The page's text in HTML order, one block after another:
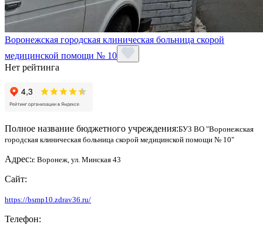
Воронежская городская клиническая больница скорой
медицинской помощи № 10
Нет рейтинга
Полное название бюджетного учреждения:БУЗ ВО "Воронежская
городская клиническая больница скорой медицинской помощи № 10"
Адрес:г. Воронеж, ул. Минская 43
Сайт:
https://bsmp10.zdrav36.ru/
Телефон: